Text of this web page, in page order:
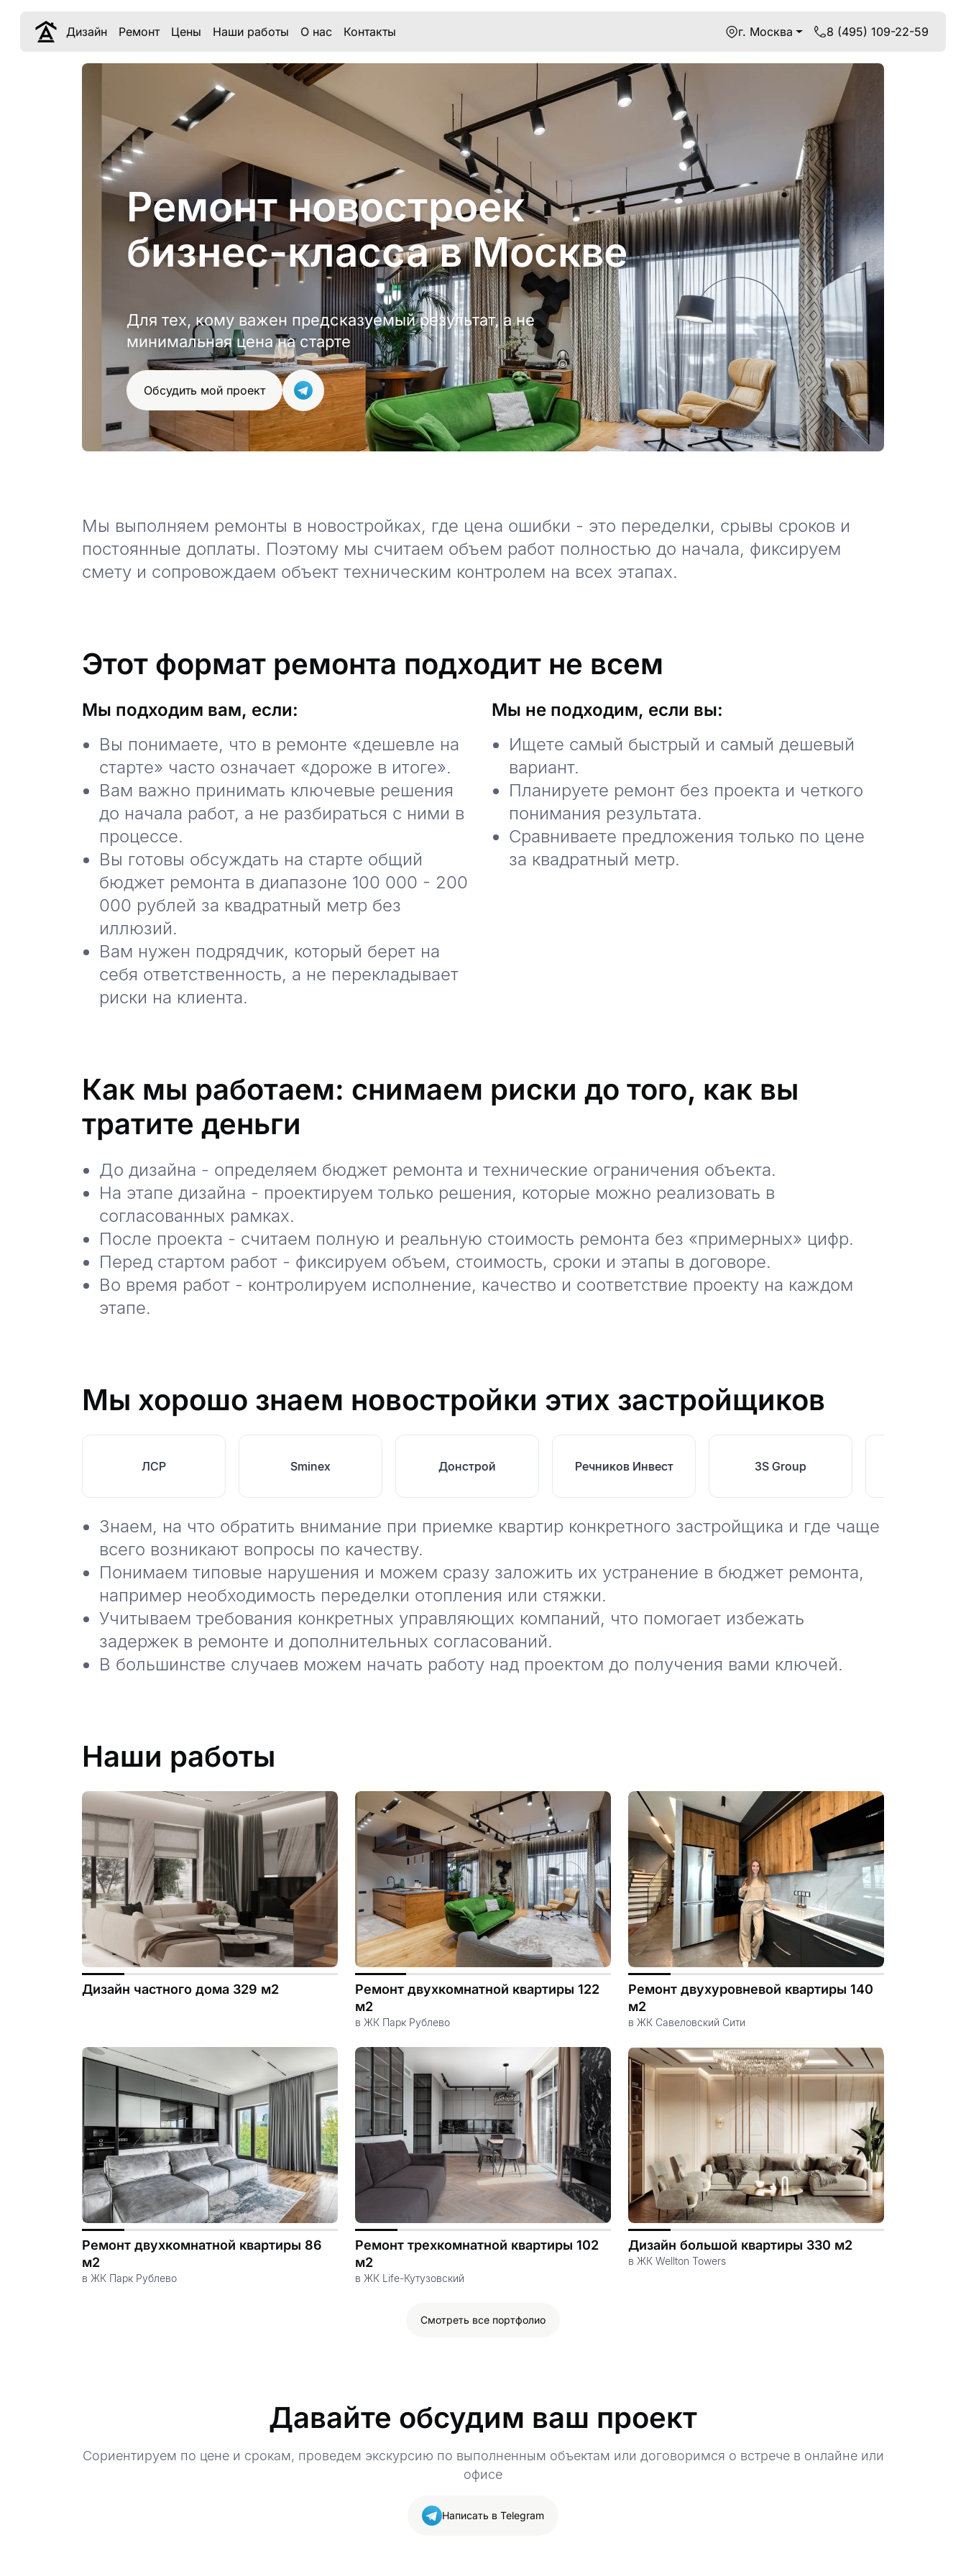
Дизайн Ремонт Цены Наши работы О нас Контакты г. Москва 8 (495) 109-22-59
Ремонт новостроек
бизнес-класса в Москве
Для тех, кому важен предсказуемый результат, а не
минимальная цена на старте
Обсудить мой проект
Мы выполняем ремонты в новостройках, где цена ошибки - это переделки, срывы сроков и
постоянные доплаты. Поэтому мы считаем объем работ полностью до начала, фиксируем
смету и сопровождаем объект техническим контролем на всех этапах.
Этот формат ремонта подходит не всем
Мы подходим вам, если:
Вы понимаете, что в ремонте «дешевле на
старте» часто означает «дороже в итоге».
Вам важно принимать ключевые решения
до начала работ, а не разбираться с ними в
процессе.
Вы готовы обсуждать на старте общий
бюджет ремонта в диапазоне 100 000 - 200
000 рублей за квадратный метр без
иллюзий.
Вам нужен подрядчик, который берет на
себя ответственность, а не перекладывает
риски на клиента.
Мы не подходим, если вы:
Ищете самый быстрый и самый дешевый
вариант.
Планируете ремонт без проекта и четкого
понимания результата.
Сравниваете предложения только по цене
за квадратный метр.
Как мы работаем: снимаем риски до того, как вы
тратите деньги
До дизайна - определяем бюджет ремонта и технические ограничения объекта.
На этапе дизайна - проектируем только решения, которые можно реализовать в
согласованных рамках.
После проекта - считаем полную и реальную стоимость ремонта без «примерных» цифр.
Перед стартом работ - фиксируем объем, стоимость, сроки и этапы в договоре.
Во время работ - контролируем исполнение, качество и соответствие проекту на каждом
этапе.
Мы хорошо знаем новостройки этих застройщиков
ЛСР Sminex Донстрой Речников Инвест 3S Group
Знаем, на что обратить внимание при приемке квартир конкретного застройщика и где чаще
всего возникают вопросы по качеству.
Понимаем типовые нарушения и можем сразу заложить их устранение в бюджет ремонта,
например необходимость переделки отопления или стяжки.
Учитываем требования конкретных управляющих компаний, что помогает избежать
задержек в ремонте и дополнительных согласований.
В большинстве случаев можем начать работу над проектом до получения вами ключей.
Наши работы
Дизайн частного дома 329 м2
Ремонт двухкомнатной квартиры 122
м2
в ЖК Парк Рублево
Ремонт двухуровневой квартиры 140
м2
в ЖК Савеловский Сити
Ремонт двухкомнатной квартиры 86
м2
в ЖК Парк Рублево
Ремонт трехкомнатной квартиры 102
м2
в ЖК Life-Кутузовский
Дизайн большой квартиры 330 м2
в ЖК Wellton Towers
Смотреть все портфолио
Давайте обсудим ваш проект
Сориентируем по цене и срокам, проведем экскурсию по выполненным объектам или договоримся о встрече в онлайне или
офисе
Написать в Telegram